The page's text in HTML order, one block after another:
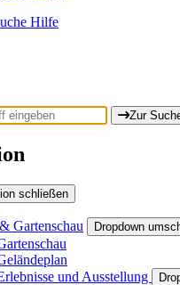
Hilfe
Zur
schließen
Gartenschau Dropdown
und Ausstellung